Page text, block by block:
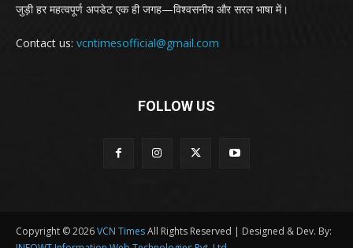
जुड़ी हर महत्वपूर्ण अपडेट एक ही जगह—विश्वसनीय और सरल भाषा में।
Contact us: vcntimesofficial@gmail.com
FOLLOW US
Copyright © 2026VCN TimesAll Rights Reserved | Designed & Dev. By: